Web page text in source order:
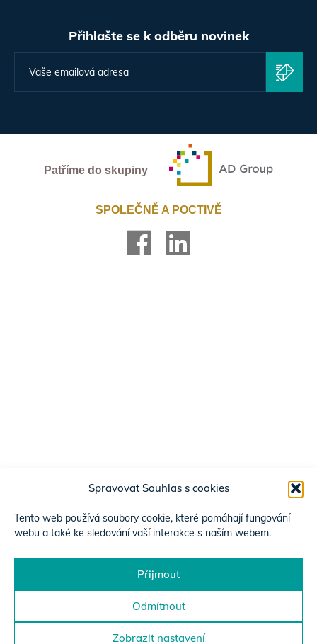
Spravovat Souhlas s cookies
Tento web používá soubory cookie, které pomáhají fungování
webu a také ke sledování vaší interakce s naším webem.
Přijmout
Odmítnout
Zobrazit nastavení
Přihlašte se k odběru novinek
Patříme do skupiny
SPOLEČNĚ A POCTIVĚ